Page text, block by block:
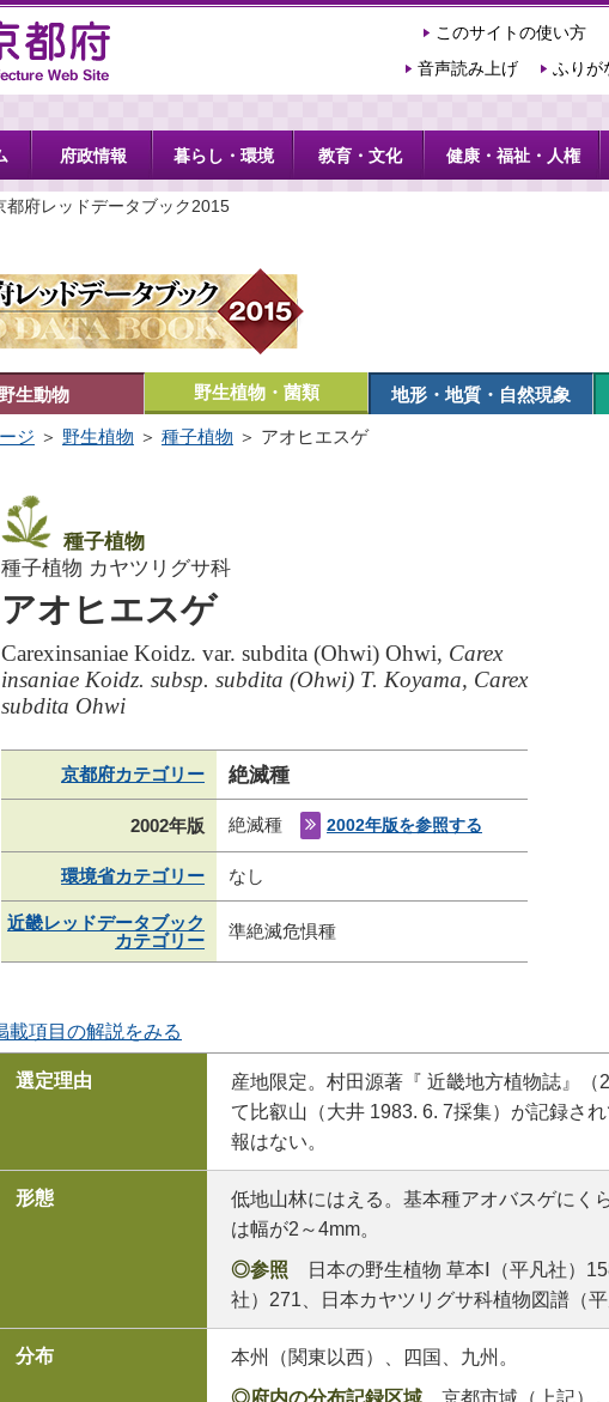
このサイトの使い方
音声読み上げ
ふりが
府政情報 暮らし・環境 教育・文化 健康・福祉・人権
都府レッドデータブック2015
野生動物 野生植物・菌類 地形・地質・自然現象
ジ ＞ 野生植物 ＞ 種子植物 ＞ アオヒエスゲ
種子植物
種子植物 カヤツリグサ科
アオヒエスゲ
Carexinsaniae Koidz. var. subdita (Ohwi) Ohwi, Carex
insaniae Koidz. subsp. subdita (Ohwi) T. Koyama, Carex
subdita Ohwi
京都府カテゴリー 絶滅種
2002年版 絶滅種 2002年版を参照する
環境省カテゴリー なし
近畿レッドデータブック
カテゴリー
準絶滅危惧種
載項目の解説をみる
選定理由
産地限定。村田源著『 近畿地方植物誌』
て比叡山（大井 1983. 6. 7採集）が記録さ
報はない。
形態
低地山林にはえる。基本種アオバスゲにく
は幅が2～4mm。
◎参照 日本の野生植物 草本Ⅰ（平凡社）
社）271、日本カヤツリグサ科植物図譜（
分布
本州（関東以西）、四国、九州。
◎府内の分布記録区域 京都市域（上記）。